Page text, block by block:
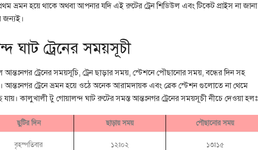
ভ্রমন হয়ে থাকে অথবা আপনার যদি এই রুটের ট্রেন শিডিউল এবং টিকেট প্রাইস না জানা
জন্যই।
ঘাট ট্রেনের সময়সূচী
ট্রেনের সময়সূচি, ট্রেন ছাড়ার সময়, স্টেশনে পৌছানোর সময়, বন্ধের দিন সহ
আন্তঃনগর ট্রেনে ভ্রমন হয়ে ওঠে অনেক আরামদায়ক এবং ব্রেক স্টেশন গুলোতে না থেমে
যায়। কালুখালী টু গোয়ালন্দ ঘাট রুটের সমস্ত আন্তঃনগর ট্রেনের সময়সূচী নীচে দেওয়া হলঃ
ছুটির দিন ছাড়ায় সময় পৌছানোর সময়
বৃহস্পতিবার ১২ঃ০২ ১৩ঃ১৫